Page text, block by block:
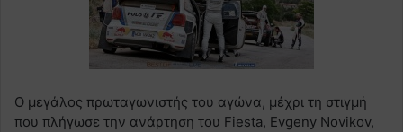
Ο μεγάλος πρωταγωνιστής του αγώνα, μέχρι τη στιγμή
που πλήγωσε την ανάρτηση του Fiesta, Evgeny Novikov,